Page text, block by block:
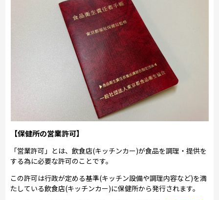
【保健所の営業許可】
「営業許可」とは、飲食店(キッチンカー)が食品を調理・提供を
する為に必要な許可のことです。
この許可は行政が定める基準(キッチン設備や調理内容など)を満
たしている飲食店(キッチンカー)に保健所から発行されます。